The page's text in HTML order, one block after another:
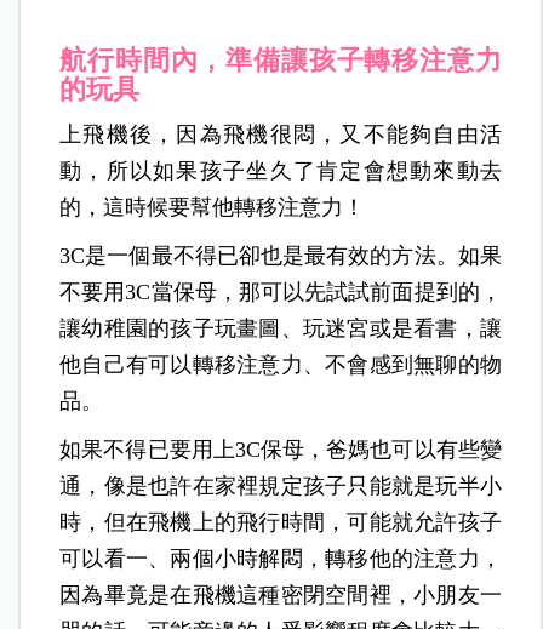
航行時間內，準備讓孩子轉移注意力
的玩具
上飛機後，因為飛機很悶，又不能夠自由活
動，所以如果孩子坐久了肯定會想動來動去
的，這時候要幫他轉移注意力！
3C是一個最不得已卻也是最有效的方法。如果
不要用3C當保母，那可以先試試前面提到的，
讓幼稚園的孩子玩畫圖、玩迷宮或是看書，讓
他自己有可以轉移注意力、不會感到無聊的物
品。
如果不得已要用上3C保母，爸媽也可以有些變
通，像是也許在家裡規定孩子只能就是玩半小
時，但在飛機上的飛行時間，可能就允許孩子
可以看一、兩個小時解悶，轉移他的注意力，
因為畢竟是在飛機這種密閉空間裡，小朋友一